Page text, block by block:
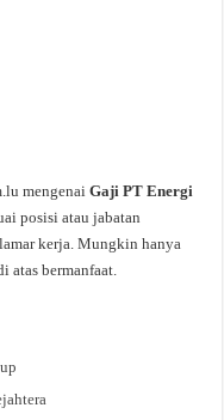
mengenaiGaji PT Energi
posisi atau jabatan
kerja. Mungkin hanya
atas bermanfaat.